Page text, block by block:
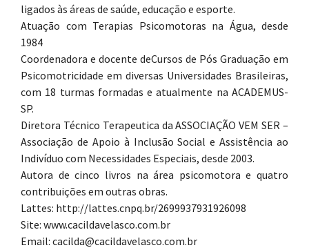
ligados às áreas de saúde, educação e esporte.
Atuação com Terapias Psicomotoras na Água, desde
1984
Coordenadora e docente deCursos de Pós Graduação em
Psicomotricidade em diversas Universidades Brasileiras,
com 18 turmas formadas e atualmente na ACADEMUS-
SP.
Diretora Técnico Terapeutica da ASSOCIAÇÃO VEM SER –
Associação de Apoio à Inclusão Social e Assistência ao
Indivíduo com Necessidades Especiais, desde 2003.
Autora de cinco livros na área psicomotora e quatro
contribuições em outras obras.
Lattes: http://lattes.cnpq.br/2699937931926098
Site: www.cacildavelasco.com.br
Email: cacilda@cacildavelasco.com.br